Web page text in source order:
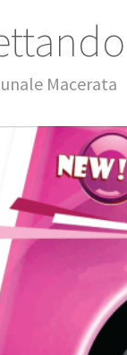
Macerata